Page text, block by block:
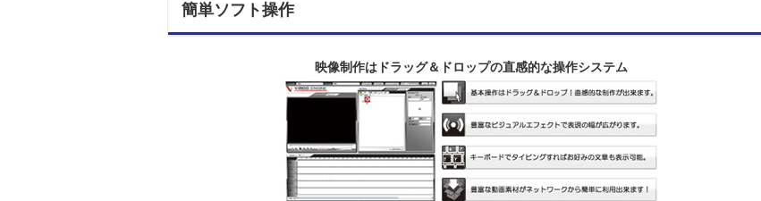
簡単ソフト操作
映像制作はドラッグ＆ドロップの直感的な操作システム